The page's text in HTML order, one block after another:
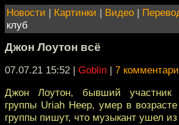
Новости | Картинки | Видео |
клуб
Джон Лоутон всё
07.07.21 15:52 | Goblin | 7
Джон Лоутон, бывший участник
группы Uriah Heep, умер в
группы пишут, что музыкант ушел